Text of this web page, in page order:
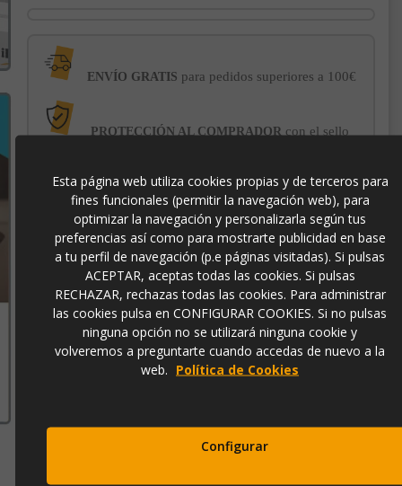
ENVÍO GRATIS para pedidos superiores a 100€
PROTECCIÓN AL COMPRADOR con el sello
-3% DE DESCUENTO EXTRApara pagos con
transferencia bancaria
6841101
Esta página web utiliza cookies propias y de terceros para
fines funcionales (permitir la navegación web), para
optimizar la navegación y personalizarla según tus
preferencias así como para mostrarte publicidad en base
a tu perfil de navegación (p.e páginas visitadas). Si pulsas
ACEPTAR, aceptas todas las cookies. Si pulsas
RECHAZAR, rechazas todas las cookies. Para administrar
las cookies pulsa en CONFIGURAR COOKIES. Si no pulsas
ninguna opción no se utilizará ninguna cookie y
volveremos a preguntarte cuando accedas de nuevo a la
web. Política de Cookies
Configurar